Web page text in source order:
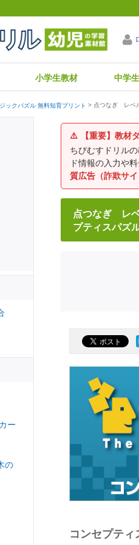
小学生教材 中学
ックパズル 無料知育プリント 点つなぎ レベ
⚠️
【重要】教材
ちびむすドリル
ド情報の入力や
質広告（詐欺サイ
点つなぎ レ
プティスパズ
コンセプテ
ー
の